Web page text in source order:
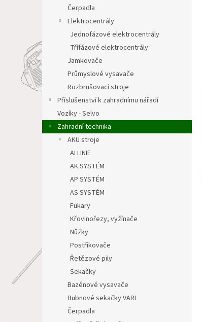
Čerpadla
Elektrocentrály
Jednofázové elektrocentrály
Třífázové elektrocentrály
Jamkovače
Průmyslové vysavače
Rozbrušovací stroje
Příslušenství k zahradnímu nářadí
Vozíky - Selvo
Zahradní technika
AKU stroje
AI LINIE
AK SYSTÉM
AP SYSTÉM
AS SYSTÉM
Fukary
Křovinořezy, vyžínače
Nůžky
Postřikovače
Řetězové pily
Sekačky
Bazénové vysavače
Bubnové sekačky VARI
Čerpadla